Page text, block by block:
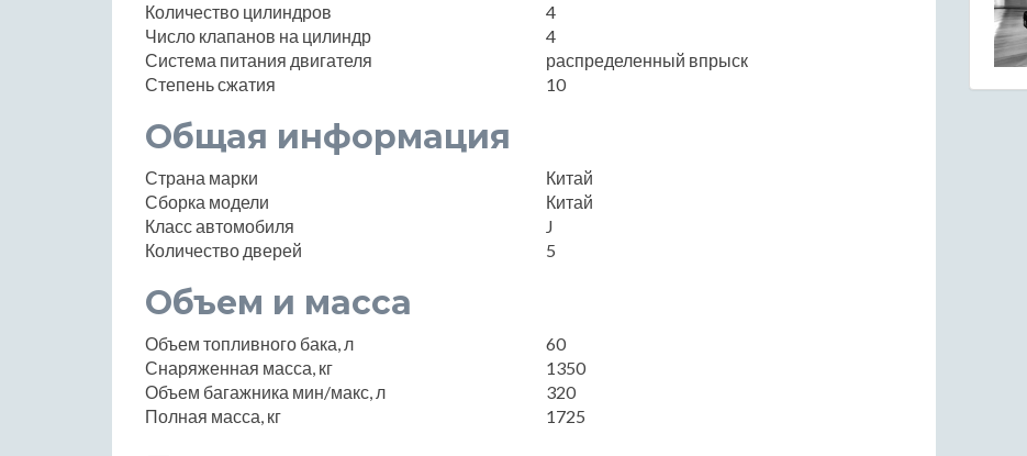
Количество цилиндров
4
Число клапанов на цилиндр
4
Система питания двигателя
распределенный впрыск
Степень сжатия
10
Общая информация
Страна марки
Китай
Сборка модели
Китай
Класс автомобиля
J
Количество дверей
5
Объем и масса
Объем топливного бака, л
60
Снаряженная масса, кг
1350
Объем багажника мин/макс, л
320
Полная масса, кг
1725